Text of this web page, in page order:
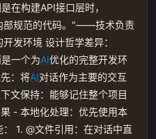
在构建API接口层时，
部规范的代码。"——技术负责
开发环境 设计哲学差异：
一个为AI优化的完整开发环
：将AI对话作为主要的交互
文保持：能够记住整个项目
- 本地化处理：优先使用本
1. @文件引用：在对话中直